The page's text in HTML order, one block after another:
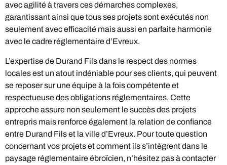
avec agilité à travers ces démarches complexes,
garantissant ainsi que tous ses projets sont exécutés non
seulement avec efficacité mais aussi en parfaite harmonie
avec le cadre réglementaire d’Evreux.
L’expertise de Durand Fils dans le respect des normes
locales est un atout indéniable pour ses clients, qui peuvent
se reposer sur une équipe à la fois compétente et
respectueuse des obligations réglementaires. Cette
approche assure non seulement le succès des projets
entrepris mais renforce également la relation de confiance
entre Durand Fils et la ville d’Evreux. Pour toute question
concernant vos projets et comment ils s’intègrent dans le
paysage réglementaire ébroïcien, n’hésitez pas à contacter